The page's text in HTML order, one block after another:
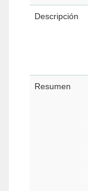
Descripción
Resumen